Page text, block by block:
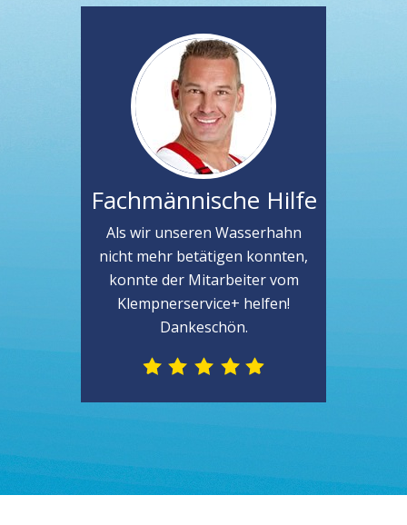
Fachmännische Hilfe
Als wir unseren Wasserhahn
nicht mehr betätigen konnten,
konnte der Mitarbeiter vom
Klempnerservice+ helfen!
Dankeschön.